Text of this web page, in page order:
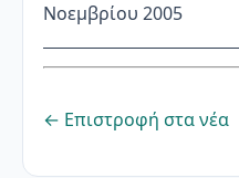
Νοεμβρίου 2005
← Επιστροφή στα νέα